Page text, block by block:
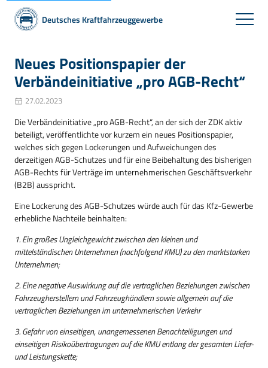
Deutsches Kraftfahrzeuggewerbe
Neues Positionspapier der
Verbändeinitiative „pro AGB-Recht“
27.02.2023
Die Verbändeinitiative „pro AGB-Recht“, an der sich der ZDK aktiv
beteiligt, veröffentlichte vor kurzem ein neues Positionspapier,
welches sich gegen Lockerungen und Aufweichungen des
derzeitigen AGB-Schutzes und für eine Beibehaltung des bisherigen
AGB-Rechts für Verträge im unternehmerischen Geschäftsverkehr
(B2B) ausspricht.
Eine Lockerung des AGB-Schutzes würde auch für das Kfz-Gewerbe
erhebliche Nachteile beinhalten:
1. Ein großes Ungleichgewicht zwischen den kleinen und
mittelständischen Unternehmen (nachfolgend KMU) zu den marktstarken
Unternehmen;
2. Eine negative Auswirkung auf die vertraglichen Beziehungen zwischen
Fahrzeugherstellern und Fahrzeughändlern sowie allgemein auf die
vertraglichen Beziehungen im unternehmerischen Verkehr
3. Gefahr von einseitigen, unangemessenen Benachteiligungen und
einseitigen Risikoübertragungen auf die KMU entlang der gesamten Liefer-
und Leistungskette;